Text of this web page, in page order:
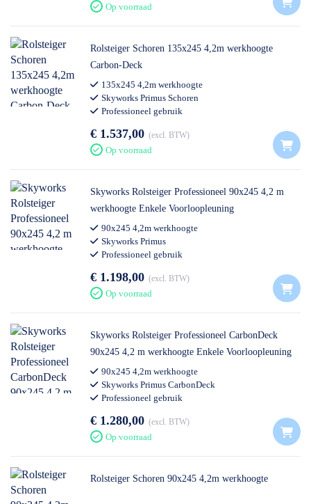
Op voorraad
Rolsteiger Schoren 135x245 4,2m werkhoogte
Carbon-Deck
135x245 4,2m werkhoogte
Skyworks Primus Schoren
Professioneel gebruik
€ 1.537,00 excl. BTW
Op voorraad
Skyworks Rolsteiger Professioneel 90x245 4,2 m
werkhoogte Enkele Voorloopleuning
90x245 4,2m werkhoogte
Skyworks Primus
Professioneel gebruik
€ 1.198,00 excl. BTW
Op voorraad
Skyworks Rolsteiger Professioneel CarbonDeck
90x245 4,2 m werkhoogte Enkele Voorloopleuning
90x245 4,2m werkhoogte
Skyworks Primus CarbonDeck
Professioneel gebruik
€ 1.280,00 excl. BTW
Op voorraad
Rolsteiger Schoren 90x245 4,2m werkhoogte